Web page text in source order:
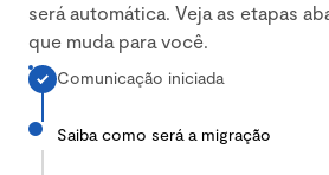
Selecione o período de investimento
1 ano
O período selecionado é referente à
rentabilidade histórica.
será automática. Veja as etapas
que muda para você.
Comunicação iniciada
Saiba como será a migração